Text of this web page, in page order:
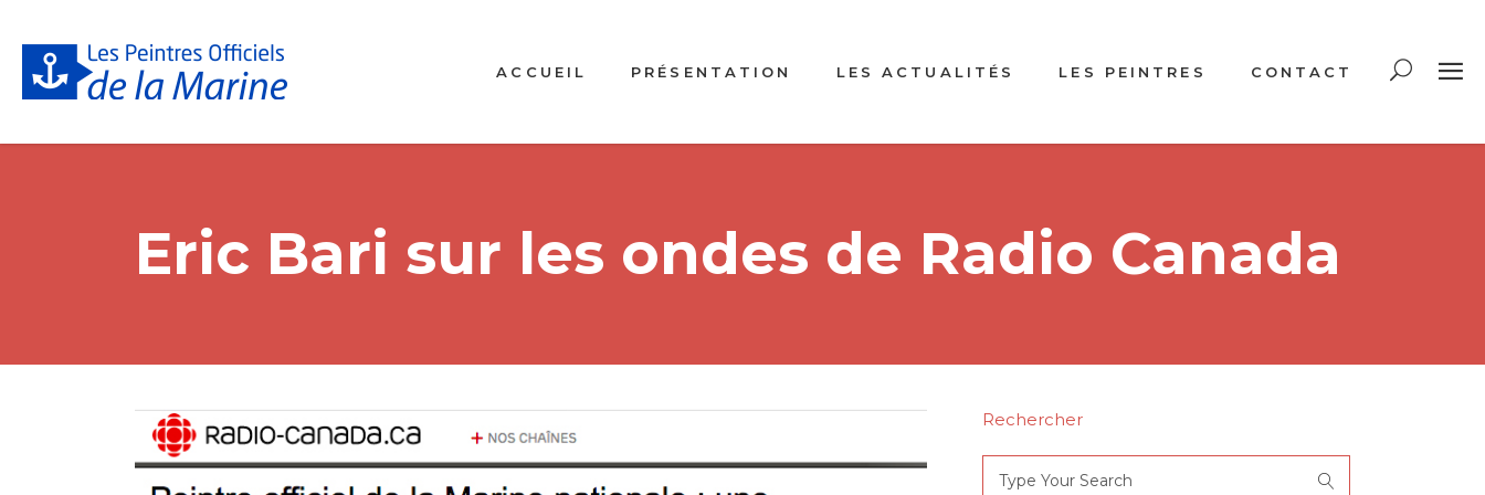
ACCUEIL PRÉSENTATION LES ACTUALITÉS LES PEINTRES CONTACT
Eric Bari sur les ondes de Radio Canada
Rechercher